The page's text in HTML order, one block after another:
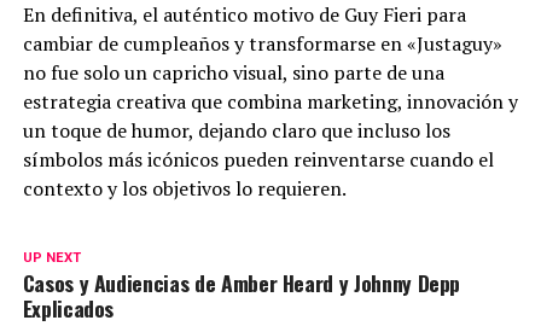
En definitiva, el auténtico motivo de Guy Fieri para
cambiar de cumpleaños y transformarse en «Justaguy»
no fue solo un capricho visual, sino parte de una
estrategia creativa que combina marketing, innovación y
un toque de humor, dejando claro que incluso los
símbolos más icónicos pueden reinventarse cuando el
contexto y los objetivos lo requieren.
UP NEXT
Casos y Audiencias de Amber Heard y Johnny Depp
Explicados